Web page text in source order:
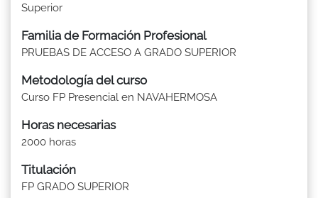
Superior
Familia de Formación Profesional
PRUEBAS DE ACCESO A GRADO SUPERIOR
Metodología del curso
Curso FP Presencial en NAVAHERMOSA
Horas necesarias
2000 horas
Titulación
FP GRADO SUPERIOR